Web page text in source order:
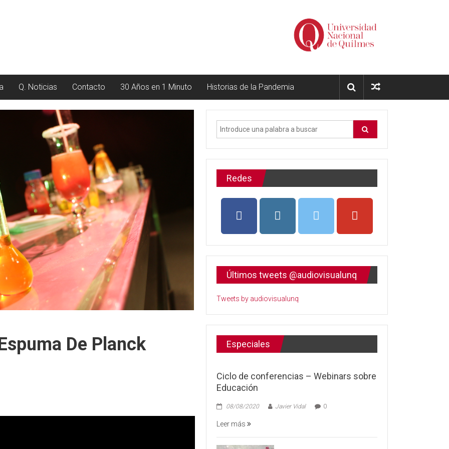
Q. Noticias Contacto 30 Años en 1 Minuto Historias de la Pandemia
De Planck
Redes
Últimos tweets @audiovisualunq
Tweets by audiovisualunq
Especiales
Ciclo de conferencias – Webinars sobre
Educación
08/08/2020 Javier Vidal 0
Leer más